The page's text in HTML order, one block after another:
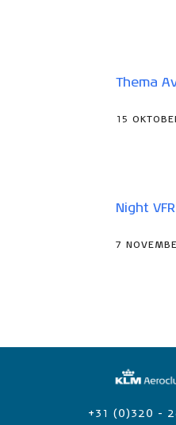
Thema
15
Night VFR
7
+31 (0)320 -